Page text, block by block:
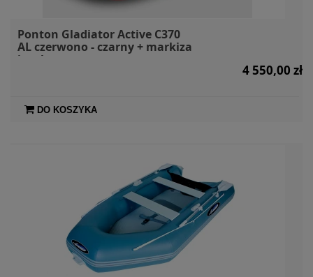
Ponton Gladiator Active C370
AL czerwono - czarny + markiza
i torby
4 550,00 zł
DO KOSZYKA